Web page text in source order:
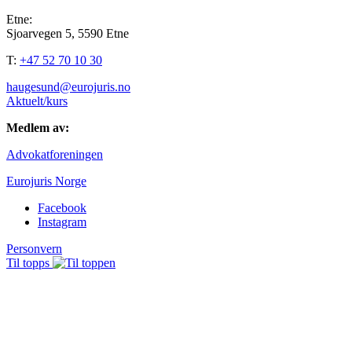
Etne:
Sjoarvegen 5, 5590 Etne
T: +47 52 70 10 30
haugesund@eurojuris.no
Aktuelt/kurs
Medlem av:
Advokatforeningen
Eurojuris Norge
Facebook
Instagram
Personvern
Til topps